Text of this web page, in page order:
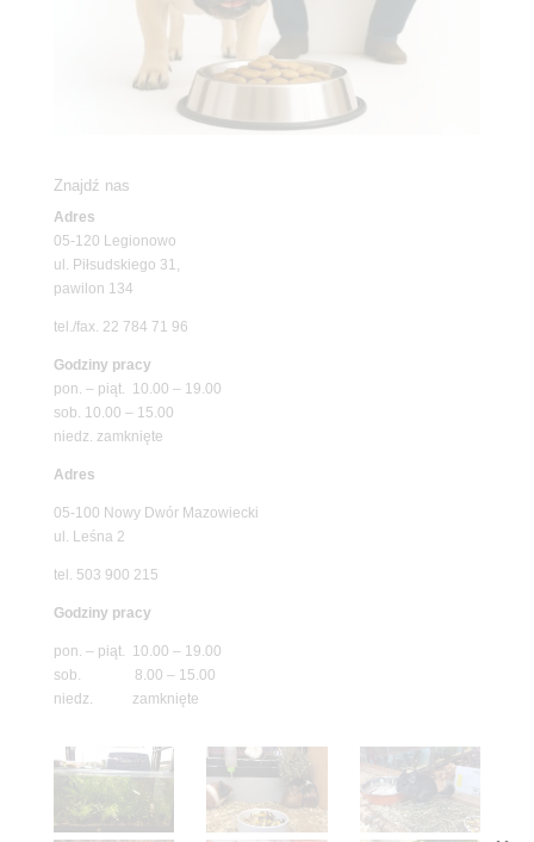
Znajdź nas
Adres
05-120 Legionowo
ul. Piłsudskiego 31,
pawilon 134
tel./fax. 22 784 71 96
Godziny pracy
pon. – piąt. 10.00 – 19.00
sob. 10.00 – 15.00
niedz. zamknięte
Adres
05-100 Nowy Dwór Mazowiecki
ul. Leśna 2
tel. 503 900 215
Godziny pracy
pon. – piąt. 10.00 – 19.00
sob. 8.00 – 15.00
niedz. zamknięte